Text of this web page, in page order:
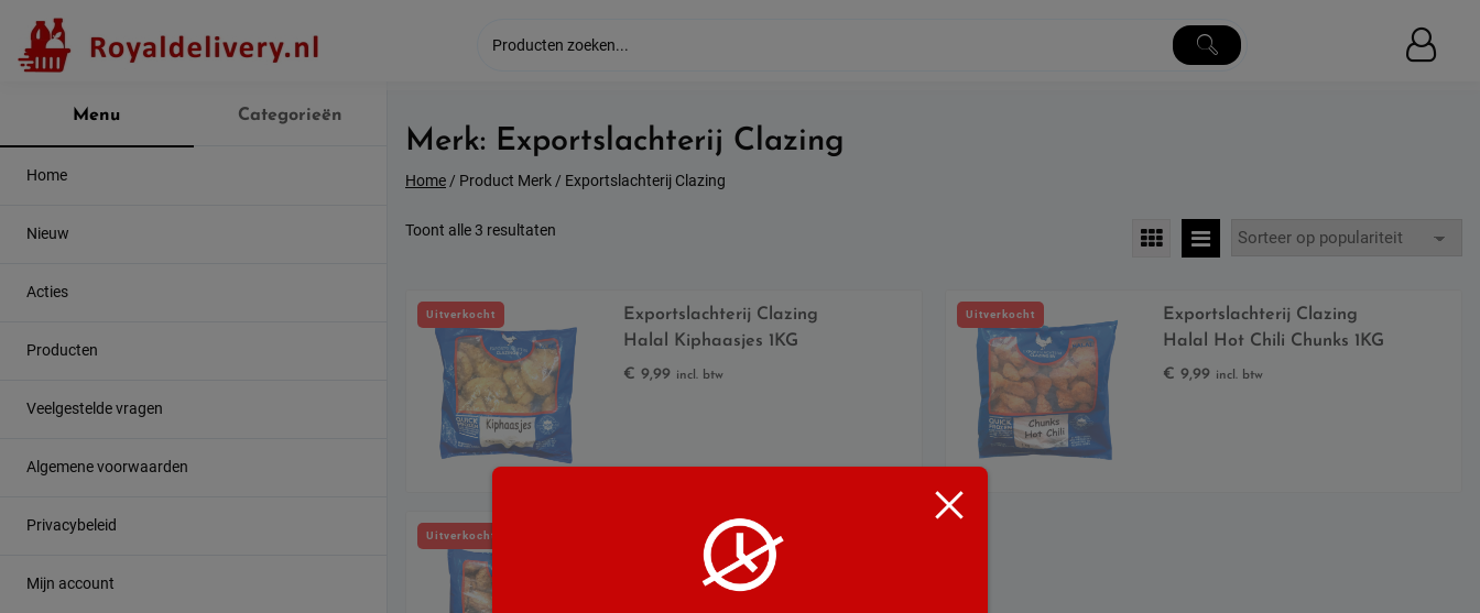
content
Menu Categorieën
Home
Nieuw
Acties
Producten
Veelgestelde vragen
Algemene voorwaarden
Privacybeleid
Mijn account
Merk: Exportslachterij Clazing
Home/ Product Merk / Exportslachterij Clazing
Toont alle 3 resultaten
Uitverkocht
Exportslachterij Clazing
Halal Kiphaasjes 1KG
€ 9,99 incl. btw
Uitverkocht
Exportslachterij Clazing
Halal Hot Chili Chunks 1KG
€ 9,99 incl. btw
Uitverkocht
Exportslachterij Clazing
Halal Hotwings 1KG